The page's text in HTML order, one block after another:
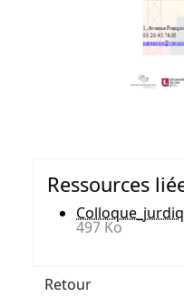
Ressources
497 Ko
Retour